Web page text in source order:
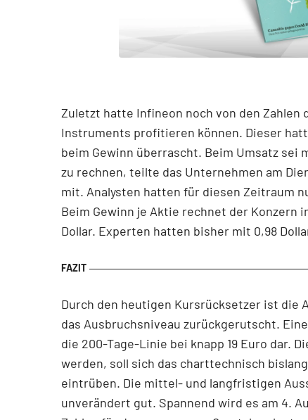
Zuletzt hatte Infineon noch von den Zahlen
Instruments profitieren können. Dieser
beim Gewinn überrascht. Beim Umsatz sei
zu rechnen, teilte das Unternehmen am
mit. Analysten hatten für diesen Zeitraum
Beim Gewinn je Aktie rechnet der Konzern
Dollar. Experten hatten bisher mit 0,98
Durch den heutigen Kursrücksetzer ist die
das Ausbruchsniveau zurückgerutscht.
die 200-Tage-Linie bei knapp 19 Euro dar.
werden, soll sich das charttechnisch
eintrüben. Die mittel- und langfristigen
unverändert gut. Spannend wird es am 4.